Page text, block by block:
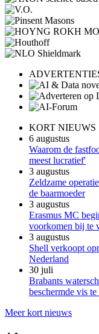
KORT NIEUWS
6 augustus
Waarom de
meest lucratief'
3 augustus
Zeldzame
de baarmoeder
3 augustus
Erasmus MC
voorkomen bij te
3 augustus
Shell verkoopt
Nederland
30 juli
Brabants
beschermde vis te
Meer kort nieuws